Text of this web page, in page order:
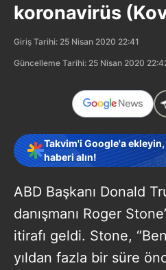
koronavirüs
Giriş Tarihi: 25 Nisan 2020 22:41
Güncelleme Tarihi: 25 Nisan 2020
Takvim'i Google'a
haberi alın!
ABD Başkanı Donald
danışmanı Roger
itirafı geldi. Stone,
yıldan fazla bir süre